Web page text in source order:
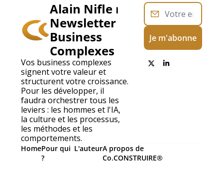
Alain Nifle ⏐
Newsletter
Business
Complexes
Vos business complexes
signent votre valeur et
Pour les développer, il
faudra orchestrer tous les
leviers : les hommes et l'IA,
la culture et les processus,
les méthodes et les
comportements.
Je m'abonne
HomePour qui
?
L'auteurA propos de
Co.CONSTRUIRE®